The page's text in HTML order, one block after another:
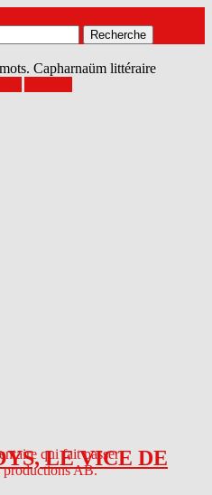
Capharnaüm littéraire
LE VICE DE